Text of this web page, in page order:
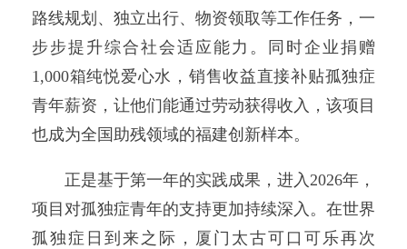
路线规划、独立出行、物资领取等工作任务，一
步步提升综合社会适应能力。同时企业捐赠
1,000箱纯悦爱心水，销售收益直接补贴孤独症
青年薪资，让他们能通过劳动获得收入，该项目
也成为全国助残领域的福建创新样本。
正是基于第一年的实践成果，进入2026年，
项目对孤独症青年的支持更加持续深入。在世界
孤独症日到来之际，厦门太古可口可乐再次